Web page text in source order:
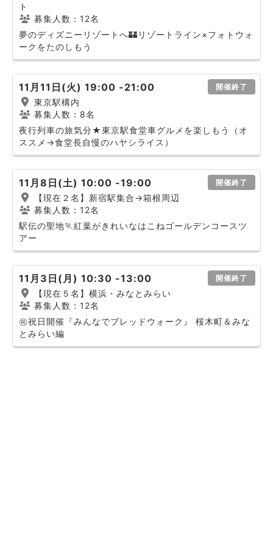
ト
募集人数：12名
夢のディズニーリゾートへ🏰リゾートライン×フォトウォ
ークをたのしもう
11月11日(火) 19:00 -21:00 開催終了
東京駅構内
募集人数：8名
夜行列車の旅気分★東京駅食堂車グルメを楽しもう（オ
ススメ→食堂長自慢のハヤシライス）
11月8日(土) 10:00 -19:00 開催終了
【現在２名】新宿駅集合→箱根周辺
募集人数：12名
駅伝の聖地🏃紅葉がきれいなはこねゴールデンコースツ
アー
11月3日(月) 10:30 -13:00 開催終了
【現在５名】横浜・みなとみらい
募集人数：12名
㊗️祝日開催『みんなでブレッドウォーク』 桜木町＆みな
とみらい編